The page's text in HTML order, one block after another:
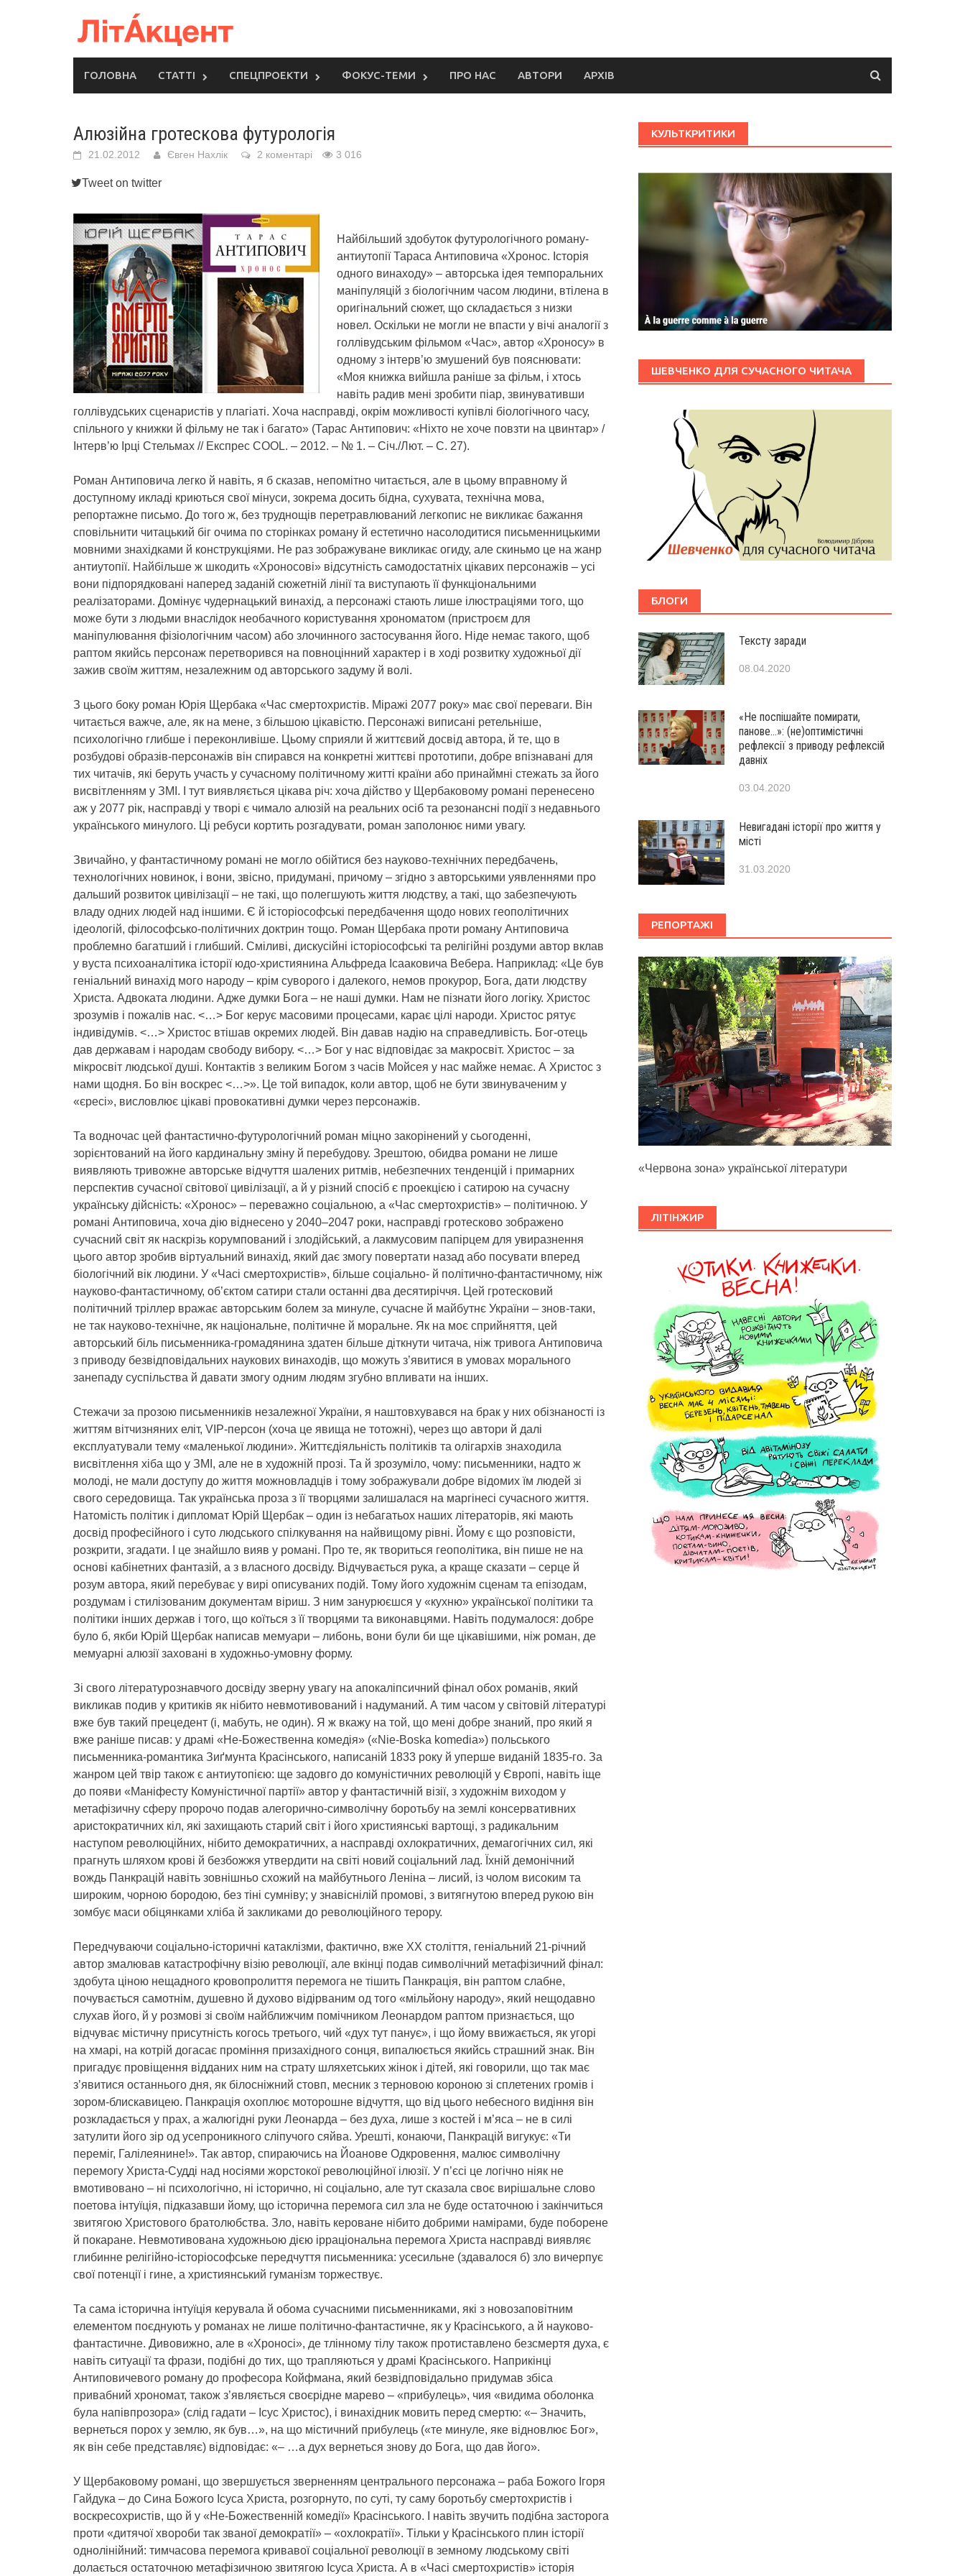
ГОЛОВНА СТАТТІ СПЕЦПРОЕКТИ ФОКУС-ТЕМИ ПРО НАС АВТОРИ АРХІВ
Алюзійна гротескова футурологія
21.02.2012 Євген Нахлік 2 коментарі 3 016
Tweet on twitter
Найбільший здобуток футурологічного роману-
антиутопії Тараса Антиповича «Хронос. Історія
одного винаходу» – авторська ідея темпоральних
маніпуляцій з біологічним часом людини, втілена в
оригінальний сюжет, що складається з низки
новел. Оскільки не могли не впасти у вічі аналогії з
голлівудським фільмом «Час», автор «Хроносу» в
одному з інтерв’ю змушений був пояснювати:
«Моя книжка вийшла раніше за фільм, і хтось
навіть радив мені зробити піар, звинувативши
голлівудських сценаристів у плагіаті. Хоча насправді, окрім можливості купівлі біологічного часу,
спільного у книжки й фільму не так і багато» (Тарас Антипович: «Ніхто не хоче повзти на цвинтар» /
Інтерв’ю Ірці Стельмах // Експрес COOL. – 2012. – № 1. – Січ./Лют. – С. 27).
Роман Антиповича легко й навіть, я б сказав, непомітно читається, але в цьому вправному й
доступному икладі криються свої мінуси, зокрема досить бідна, сухувата, технічна мова,
репортажне письмо. До того ж, без труднощів перетравлюваний легкопис не викликає бажання
сповільнити читацький біг очима по сторінках роману й естетично насолодитися письменницькими
мовними знахідками й конструкціями. Не раз зображуване викликає огиду, але скиньмо це на жанр
антиутопії. Найбільше ж шкодить «Хроносові» відсутність самодостатніх цікавих персонажів – усі
вони підпорядковані наперед заданій сюжетній лінії та виступають її функціональними
реалізаторами. Домінує чудернацький винахід, а персонажі стають лише ілюстраціями того, що
може бути з людьми внаслідок необачного користування хрономатом (пристроєм для
маніпулювання фізіологічним часом) або злочинного застосування його. Ніде немає такого, щоб
раптом якийсь персонаж перетворився на повноцінний характер і в ході розвитку художньої дії
зажив своїм життям, незалежним од авторського задуму й волі.
З цього боку роман Юрія Щербака «Час смертохристів. Міражі 2077 року» має свої переваги. Він
читається важче, але, як на мене, з більшою цікавістю. Персонажі виписані ретельніше,
психологічно глибше і переконливіше. Цьому сприяли й життєвий досвід автора, й те, що в
розбудові образів-персонажів він спирався на конкретні життєві прототипи, добре впізнавані для
тих читачів, які беруть участь у сучасному політичному житті країни або принаймні стежать за його
висвітленням у ЗМІ. І тут виявляється цікава річ: хоча дійство у Щербаковому романі перенесено
аж у 2077 рік, насправді у творі є чимало алюзій на реальних осіб та резонансні події з недавнього
українського минулого. Ці ребуси кортить розгадувати, роман заполонює ними увагу.
Звичайно, у фантастичному романі не могло обійтися без науково-технічних передбачень,
технологічних новинок, і вони, звісно, придумані, причому – згідно з авторськими уявленнями про
дальший розвиток цивілізації – не такі, що полегшують життя людству, а такі, що забезпечують
владу одних людей над іншими. Є й історіософські передбачення щодо нових геополітичних
ідеологій, філософсько-політичних доктрин тощо. Роман Щербака проти роману Антиповича
проблемно багатший і глибший. Сміливі, дискусійні історіософські та релігійні роздуми автор вклав
у вуста психоаналітика історії юдо-християнина Альфреда Ісааковича Вебера. Наприклад: «Це був
геніальний винахід мого народу – крім суворого і далекого, немов прокурор, Бога, дати людству
Христа. Адвоката людини. Адже думки Бога – не наші думки. Нам не пізнати його логіку. Христос
зрозумів і пожалів нас. <…> Бог керує масовими процесами, карає цілі народи. Христос рятує
індивідумів. <…> Христос втішав окремих людей. Він давав надію на справедливість. Бог-отець
дав державам і народам свободу вибору. <…> Бог у нас відповідає за макросвіт. Христос – за
мікросвіт людської душі. Контактів з великим Богом з часів Мойсея у нас майже немає. А Христос з
нами щодня. Бо він воскрес <…>». Це той випадок, коли автор, щоб не бути звинуваченим у
«єресі», висловлює цікаві провокативні думки через персонажів.
Та водночас цей фантастично-футурологічний роман міцно закорінений у сьогоденні,
зорієнтований на його кардинальну зміну й перебудову. Зрештою, обидва романи не лише
виявляють тривожне авторське відчуття шалених ритмів, небезпечних тенденцій і примарних
перспектив сучасної світової цивілізації, а й у різний спосіб є проекцією і сатирою на сучасну
українську дійсність: «Хронос» – переважно соціальною, а «Час смертохристів» – політичною. У
романі Антиповича, хоча дію віднесено у 2040–2047 роки, насправді гротесково зображено
сучасний світ як наскрізь корумпований і злодійський, а лакмусовим папірцем для увиразнення
цього автор зробив віртуальний винахід, який дає змогу повертати назад або посувати вперед
біологічний вік людини. У «Часі смертохристів», більше соціально- й політично-фантастичному, ніж
науково-фантастичному, об’єктом сатири стали останні два десятиріччя. Цей гротесковий
політичний тріллер вражає авторським болем за минуле, сучасне й майбутнє України – знов-таки,
не так науково-технічне, як національне, політичне й моральне. Як на моє сприйняття, цей
авторський біль письменника-громадянина здатен більше діткнути читача, ніж тривога Антиповича
з приводу безвідповідальних наукових винаходів, що можуть з’явитися в умовах морального
занепаду суспільства й давати змогу одним людям згубно впливати на інших.
Стежачи за прозою письменників незалежної України, я наштовхувався на брак у них обізнаності із
життям вітчизняних еліт, VIP-персон (хоча це явища не тотожні), через що автори й далі
експлуатували тему «маленької людини». Життєдіяльність політиків та олігархів знаходила
висвітлення хіба що у ЗМІ, але не в художній прозі. Та й зрозуміло, чому: письменники, надто ж
молоді, не мали доступу до життя можновладців і тому зображували добре відомих їм людей зі
свого середовища. Так українська проза з її творцями залишалася на маргінесі сучасного життя.
Натомість політик і дипломат Юрій Щербак – один із небагатьох наших літераторів, які мають
досвід професійного і суто людського спілкування на найвищому рівні. Йому є що розповісти,
розкрити, згадати. І це знайшло вияв у романі. Про те, як твориться геополітика, він пише не на
основі кабінетних фантазій, а з власного досвіду. Відчувається рука, а краще сказати – серце й
розум автора, який перебуває у вирі описуваних подій. Тому його художнім сценам та епізодам,
роздумам і стилізованим документам віриш. З ним занурюєшся у «кухню» української політики та
політики інших держав і того, що коїться з її творцями та виконавцями. Навіть подумалося: добре
було б, якби Юрій Щербак написав мемуари – либонь, вони були би ще цікавішими, ніж роман, де
мемуарні алюзії заховані в художньо-умовну форму.
Зі свого літературознавчого досвіду зверну увагу на апокаліпсичний фінал обох романів, який
викликав подив у критиків як нібито невмотивований і надуманий. А тим часом у світовій літературі
вже був такий прецедент (і, мабуть, не один). Я ж вкажу на той, що мені добре знаний, про який я
вже раніше писав: у драмі «Не-Божественна комедія» («Nie-Boska komedia») польського
письменника-романтика Зиґмунта Красінського, написаній 1833 року й уперше виданій 1835-го. За
жанром цей твір також є антиутопією: ще задовго до комуністичних революцій у Європі, навіть іще
до появи «Маніфесту Комуністичної партії» автор у фантастичній візії, з художнім виходом у
метафізичну сферу пророчо подав алегорично-символічну боротьбу на землі консервативних
аристократичних кіл, які захищають старий світ і його християнські вартощі, з радикальним
наступом революційних, нібито демократичних, а насправді охлократичних, демагогічних сил, які
прагнуть шляхом крові й безбожжя утвердити на світі новий соціальний лад. Їхній демонічний
вождь Панкрацій навіть зовнішньо схожий на майбутнього Леніна – лисий, із чолом високим та
широким, чорною бородою, без тіні сумніву; у знавіснілій промові, з витягнутою вперед рукою він
зомбує маси обіцянками хліба й закликами до революційного терору.
Передчуваючи соціально-історичні катаклізми, фактично, вже ХХ століття, геніальний 21-річний
автор змалював катастрофічну візію революції, але вкінці подав символічний метафізичний фінал:
здобута ціною нещадного кровопролиття перемога не тішить Панкрація, він раптом слабне,
почувається самотнім, душевно й духово відірваним од того «мільйону народу», який нещодавно
слухав його, й у розмові зі своїм найближчим помічником Леонардом раптом признається, що
відчуває містичну присутність когось третього, чий «дух тут панує», і що йому ввижається, як угорі
на хмарі, на котрій догасає проміння призахідного сонця, випалюється якийсь страшний знак. Він
пригадує провіщення відданих ним на страту шляхетських жінок і дітей, які говорили, що так має
з’явитися останнього дня, як білосніжний стовп, месник з терновою короною зі сплетених громів і
зором-блискавицею. Панкрація охоплює моторошне відчуття, що від цього небесного видіння він
розкладається у прах, а жалюгідні руки Леонарда – без духа, лише з костей і м’яса – не в силі
затулити його зір од усепроникного сліпучого сяйва. Урешті, конаючи, Панкрацій вигукує: «Ти
переміг, Галілеянине!». Так автор, спираючись на Йоанове Одкровення, малює символічну
перемогу Христа-Судді над носіями жорстокої революційної ілюзії. У п’єсі це логічно ніяк не
вмотивовано – ні психологічно, ні історично, ні соціально, але тут сказала своє вирішальне слово
поетова інтуїція, підказавши йому, що історична перемога сил зла не буде остаточною і закінчиться
звитягою Христового братолюбства. Зло, навіть кероване нібито добрими намірами, буде поборене
й покаране. Невмотивована художньою дією ірраціональна перемога Христа насправді виявляє
глибинне релігійно-історіософське передчуття письменника: усесильне (здавалося б) зло вичерпує
свої потенції і гине, а християнський гуманізм торжествує.
Та сама історична інтуїція керувала й обома сучасними письменниками, які з новозаповітним
елементом поєднують у романах не лише політично-фантастичне, як у Красінського, а й науково-
фантастичне. Дивовижно, але в «Хроносі», де тлінному тілу також протиставлено безсмертя духа, є
навіть ситуації та фрази, подібні до тих, що трапляються у драмі Красінського. Наприкінці
Антиповичевого роману до професора Койфмана, який безвідповідально придумав збіса
привабний хрономат, також з’являється своєрідне марево – «прибулець», чия «видима оболонка
була напівпрозора» (слід гадати – Ісус Христос), і винахідник мовить перед смертю: «– Значить,
вернеться порох у землю, як був…», на що містичний прибулець («те минуле, яке відновлює Бог»,
як він себе представляє) відповідає: «– …а дух вернеться знову до Бога, що дав його».
У Щербаковому романі, що звершується зверненням центрального персонажа – раба Божого Ігоря
Гайдука – до Сина Божого Ісуса Христа, розгорнуто, по суті, ту саму боротьбу смертохристів і
воскресохристів, що й у «Не-Божественній комедії» Красінського. І навіть звучить подібна засторога
проти «дитячої хвороби так званої демократії» – «охлократії». Тільки у Красінського плин історії
однолінійний: тимчасова перемога кривавої соціальної революції в земному людському світі
долається остаточною метафізичною звитягою Ісуса Христа. А в «Часі смертохристів» історія
КУЛЬТКРИТИКИ
ШЕВЧЕНКО ДЛЯ СУЧАСНОГО ЧИТАЧА
БЛОГИ
Тексту заради
08.04.2020
«Не поспішайте помирати,
панове…»: (не)оптимістичні
рефлексії з приводу рефлексій
давніх
03.04.2020
Невигадані історії про життя у
місті
31.03.2020
РЕПОРТАЖІ
«Червона зона» української літератури
ЛІТІНЖИР